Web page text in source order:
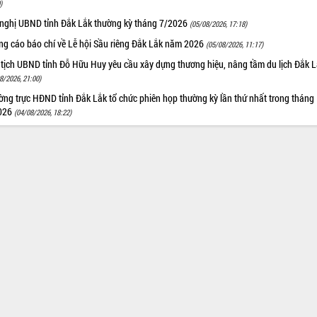
UBND tỉnh Đắk Lắk thường kỳ tháng 7/2026 (05/08/2026, 17:18)
cáo báo chí về Lễ hội Sầu riêng Đắk Lắk năm 2026 (05/08/2026, 11:17)
UBND tỉnh Đỗ Hữu Huy yêu cầu xây dựng thương hiệu, nâng tầm du lịch Đắk
2026, 21:00)
trực HĐND tỉnh Đắk Lắk tổ chức phiên họp thường kỳ lần thứ nhất trong tháng
(04/08/2026, 18:22)